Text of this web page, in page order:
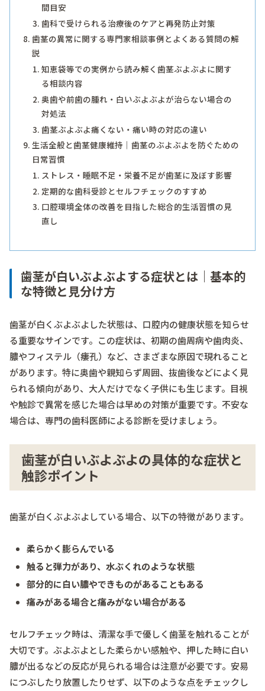
間目安
歯科で受けられる治療後のケアと再発防止対策
歯茎の異常に関する専門家相談事例とよくある質問の解
説
知恵袋等での実例から読み解く歯茎ぶよぶよに関す
る相談内容
奥歯や前歯の腫れ・白いぶよぶよが治らない場合の
対処法
歯茎ぶよぶよ痛くない・痛い時の対応の違い
生活全般と歯茎健康維持｜歯茎のぶよぶよを防ぐための
日常習慣
ストレス・睡眠不足・栄養不足が歯茎に及ぼす影響
定期的な歯科受診とセルフチェックのすすめ
口腔環境全体の改善を目指した総合的生活習慣の見
直し
歯茎が白いぶよぶよする症状とは｜基本的
な特徴と見分け方
歯茎が白くぶよぶよした状態は、口腔内の健康状態を知らせ
る重要なサインです。この症状は、初期の歯周病や歯肉炎、
膿やフィステル（瘻孔）など、さまざまな原因で現れること
があります。特に奥歯や親知らず周囲、抜歯後などによく見
られる傾向があり、大人だけでなく子供にも生じます。目視
や触診で異常を感じた場合は早めの対策が重要です。不安な
場合は、専門の歯科医師による診断を受けましょう。
歯茎が白いぶよぶよの具体的な症状と
触診ポイント
歯茎が白くぶよぶよしている場合、以下の特徴があります。
柔らかく膨らんでいる
触ると弾力があり、水ぶくれのような状態
部分的に白い膿やできものがあることもある
痛みがある場合と痛みがない場合がある
セルフチェック時は、清潔な手で優しく歯茎を触れることが
大切です。ぶよぶよとした柔らかい感触や、押した時に白い
膿が出るなどの反応が見られる場合は注意が必要です。安易
につぶしたり放置したりせず、以下のような点をチェックし